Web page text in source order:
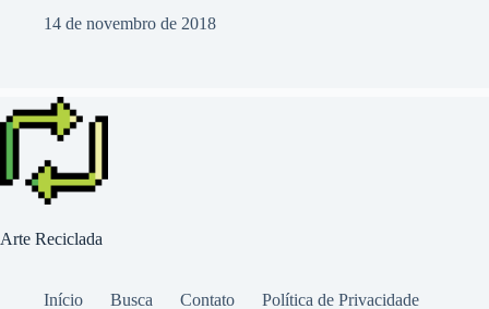
14 de novembro de 2018
Arte Reciclada
Início Busca Contato Política de Privacidade